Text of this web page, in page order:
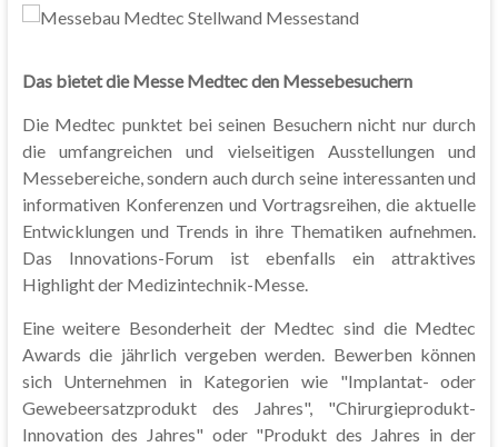
Das bietet die Messe Medtec den Messebesuchern
Die Medtec punktet bei seinen Besuchern nicht nur durch
die umfangreichen und vielseitigen Ausstellungen und
Messebereiche, sondern auch durch seine interessanten und
informativen Konferenzen und Vortragsreihen, die aktuelle
Entwicklungen und Trends in ihre Thematiken aufnehmen.
Das Innovations-Forum ist ebenfalls ein attraktives
Highlight der Medizintechnik-Messe.
Eine weitere Besonderheit der Medtec sind die Medtec
Awards die jährlich vergeben werden. Bewerben können
sich Unternehmen in Kategorien wie "Implantat- oder
Gewebeersatzprodukt des Jahres", "Chirurgieprodukt-
Innovation des Jahres" oder "Produkt des Jahres in der